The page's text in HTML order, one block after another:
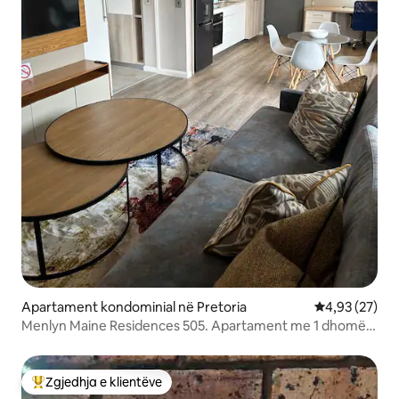
Apartament kondominial në Pretoria Vlerësimi
4,93 (27)
Menlyn Maine Residences 505. Apartament me 1 dhomë
Më të mirat e zgjedhjeve të klientëve
Zgjedhja e klientëve